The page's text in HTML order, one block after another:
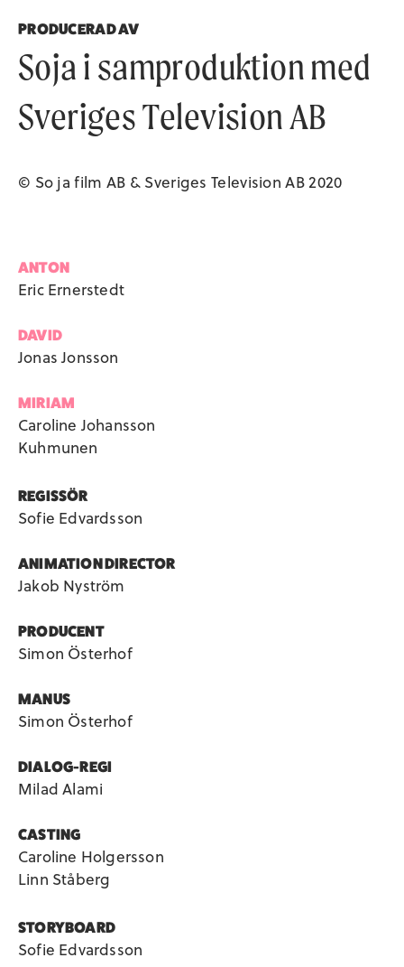
PRODUCERAD AV
Soja i samproduktion med
Sveriges Television AB
© So ja film AB & Sveriges Television AB 2020
ANTON
Eric Ernerstedt
DAVID
Jonas Jonsson
MIRIAM
Caroline Johansson
Kuhmunen
REGISSÖR
Sofie Edvardsson
ANIMATION DIRECTOR
Jakob Nyström
PRODUCENT
Simon Österhof
MANUS
Simon Österhof
DIALOG-REGI
Milad Alami
CASTING
Caroline Holgersson
Linn Ståberg
STORYBOARD
Sofie Edvardsson